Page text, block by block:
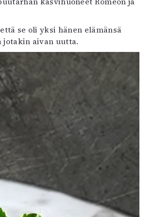
se oli yksi hänen elämänsä
aivan uutta.